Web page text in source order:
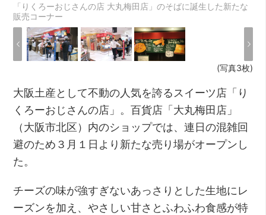
「りくろーおじさんの店 大丸梅田店」のそばに誕生した新たな
販売コーナー
(写真3枚)
大阪土産として不動の人気を誇るスイーツ店「り
くろーおじさんの店」。百貨店「大丸梅田店」
（大阪市北区）内のショップでは、連日の混雑回
避のため３月１日より新たな売り場がオープンし
た。
チーズの味が強すぎないあっさりとした生地にレ
ーズンを加え、やさしい甘さとふわふわ食感が特